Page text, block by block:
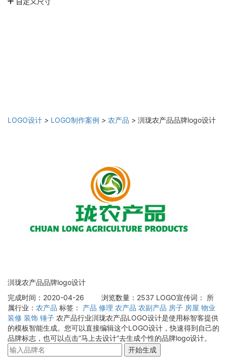
LOGO设计 > LOGO制作案例 > 农产品 > 汌珑农产品品牌logo设计
汌珑农产品品牌logo设计
完成时间：2020-04-26
浏览数量：2537 LOGO宣传词：
所
属行业： 农产品 标签： 产品 修理 农产品 农副产品 房子 房屋 物业
装修 装饰 锤子 农产品行业汌珑农产品LOGO设计是使用标智客提供
的模板智能生成。您可以直接编辑这个LOGO设计，快速得到自己的
品牌标志，也可以点击“马上去设计”去生成个性的品牌logo设计。
开始生成